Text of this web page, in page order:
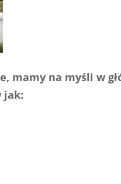
mamy na myśli w
jak: